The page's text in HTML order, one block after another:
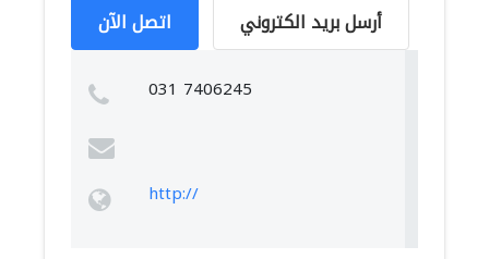
اتصل الآن أرسل بريد الكتروني
031 7406245
http://